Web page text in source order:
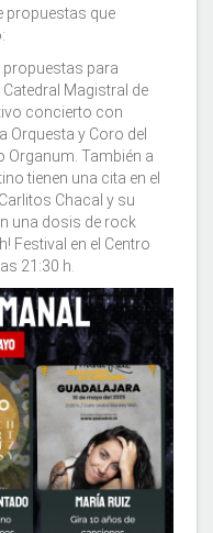
propuestas que
propuestas para
Magistral de
concierto con
Orquesta y Coro del
Organum. También a
tienen una cita en el
Chacal y su
una dosis de rock
Festival en el Centro
21:30 h.